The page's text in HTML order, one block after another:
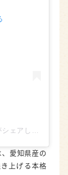
、愛知県産の
上げる本格